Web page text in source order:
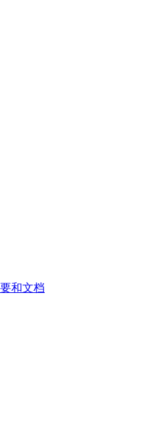
和文档